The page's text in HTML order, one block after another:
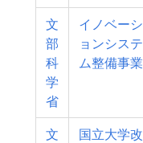
文
部
科
学
省
イノベーシ
ョンシステ
ム整備事業
文
国立大学改